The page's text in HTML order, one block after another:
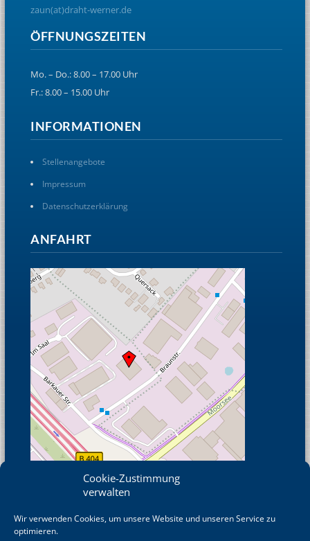
Cookie-Zustimmung
verwalten
Wir verwenden Cookies, um unsere Website und unseren Service zu
optimieren.
zaun(at)draht-werner.de
ÖFFNUNGSZEITEN
Mo. – Do.: 8.00 – 17.00 Uhr
Fr.: 8.00 – 15.00 Uhr
INFORMATIONEN
Stellenangebote
Impressum
Datenschutzerklärung
ANFAHRT
© OpenStreetMap